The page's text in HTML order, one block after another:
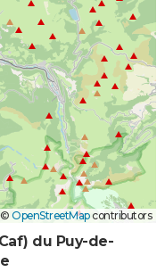
© OpenStreetMapcontributors
du Puy-de-